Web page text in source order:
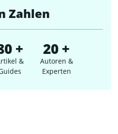
Zahlen
+
&
20 +
Autoren &
Experten